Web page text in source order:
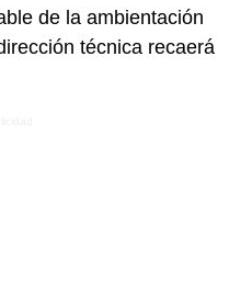
de la ambientación
técnica recaerá